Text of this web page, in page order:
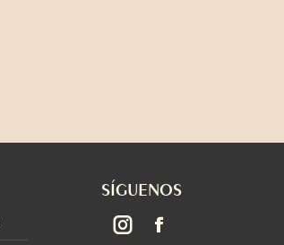
SÍGUENOS
Instagram